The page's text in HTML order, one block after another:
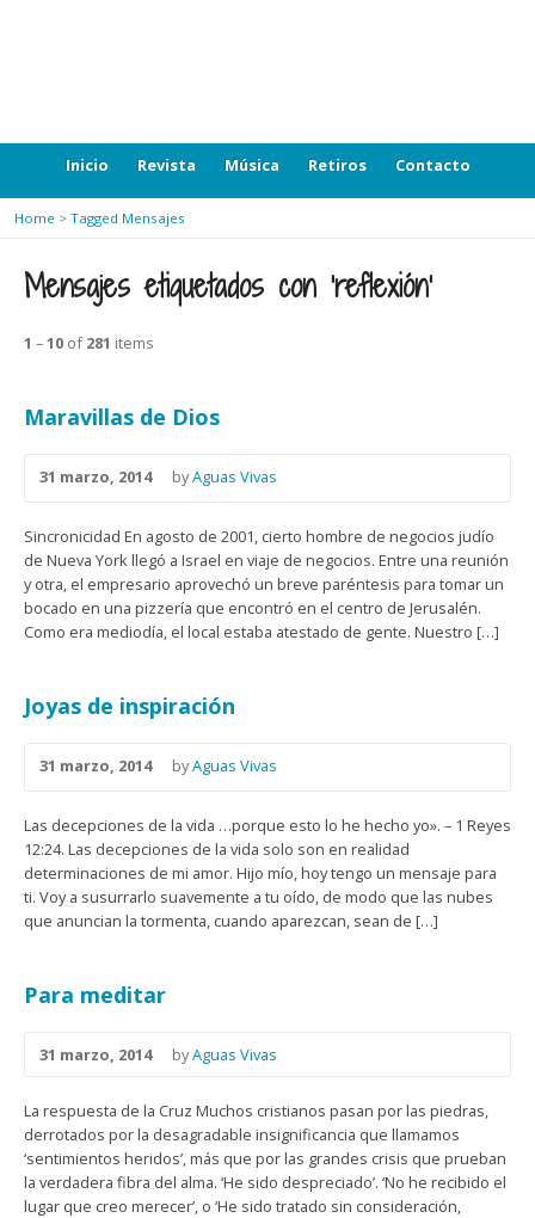
Inicio Revista Música Retiros Contacto
Home > Tagged Mensajes
Mensajes etiquetados con ‘reflexión’
1 –10 of281 items
Maravillas de Dios
31 marzo, 2014 byAguas Vivas
Sincronicidad En agosto de 2001, cierto hombre de negocios judío
de Nueva York llegó a Israel en viaje de negocios. Entre una reunión
y otra, el empresario aprovechó un breve paréntesis para tomar un
bocado en una pizzería que encontró en el centro de Jerusalén.
Como era mediodía, el local estaba atestado de gente. Nuestro […]
Joyas de inspiración
31 marzo, 2014 byAguas Vivas
Las decepciones de la vida …porque esto lo he hecho yo». – 1 Reyes
12:24. Las decepciones de la vida solo son en realidad
determinaciones de mi amor. Hijo mío, hoy tengo un mensaje para
ti. Voy a susurrarlo suavemente a tu oído, de modo que las nubes
que anuncian la tormenta, cuando aparezcan, sean de […]
Para meditar
31 marzo, 2014 byAguas Vivas
La respuesta de la Cruz Muchos cristianos pasan por las piedras,
derrotados por la desagradable insignificancia que llamamos
‘sentimientos heridos’, más que por las grandes crisis que prueban
la verdadera fibra del alma. ‘He sido despreciado’. ‘No he recibido el
lugar que creo merecer’, o ‘He sido tratado sin consideración,